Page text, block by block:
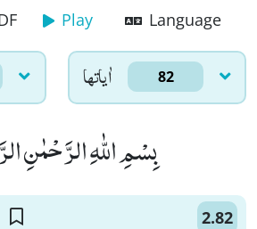
Play Language
اٰياتها 82
بِسْمِ اللّٰهِ الرَّحْمٰنِ
2.82